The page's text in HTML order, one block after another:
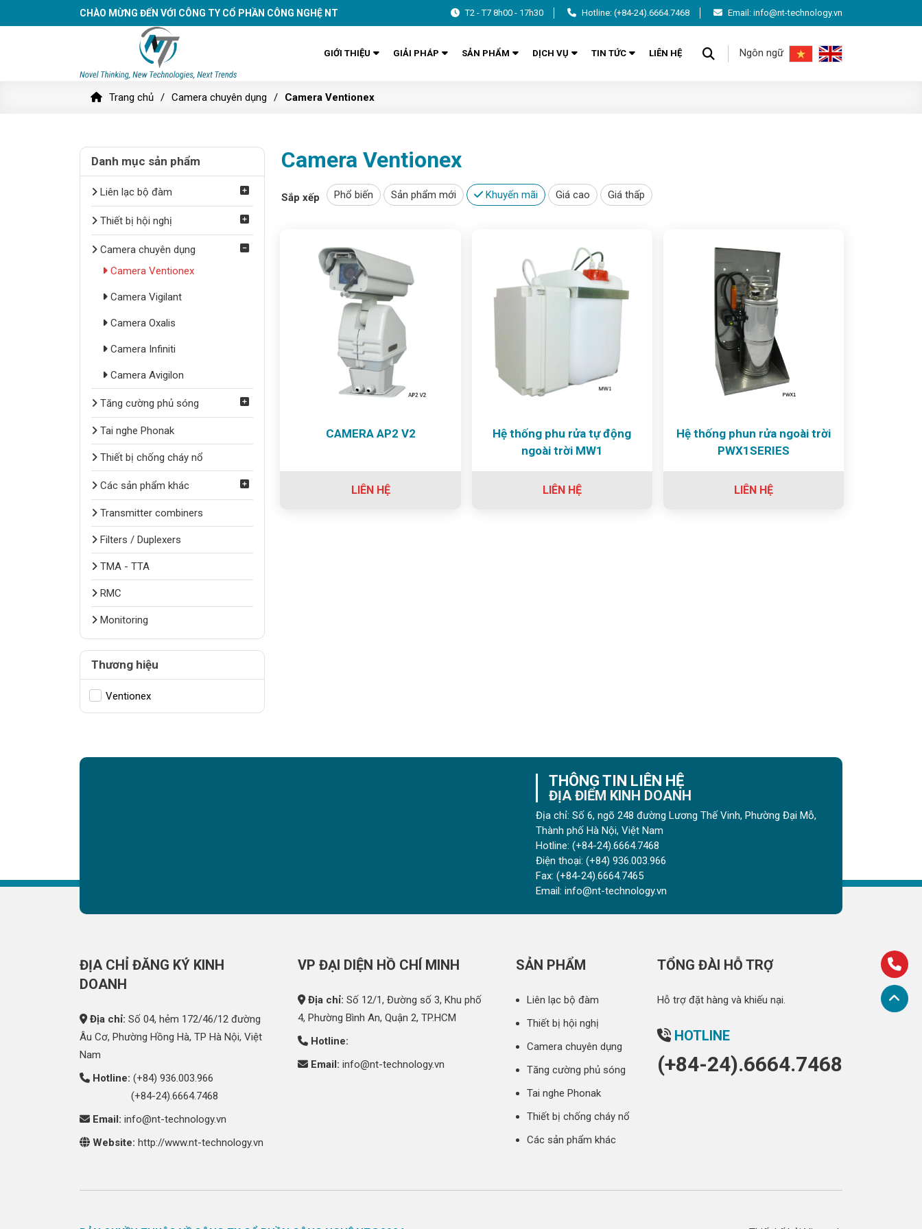
CHÀO MỪNG ĐẾN VỚI CÔNG TY CỔ PHẦN CÔNG NGHỆ NT T2 - T7 8h00 - 17h30 Hotline:(+84-24).6664.7468 Email: info@nt-technology.vn
GIỚI THIỆU GIẢI PHÁP SẢN PHẨM DỊCH VỤ TIN TỨC LIÊN HỆ Ngôn ngữ
Trang chủ Camera chuyên dụng Camera Ventionex
Camera Ventionex
Sắp xếp Phổ biến Sản phẩm mới Khuyến mãi Giá cao Giá thấp
CAMERA AP2 V2
LIÊN HỆ
Hệ thống phu rửa tự động
ngoài trời MW1
LIÊN HỆ
Hệ thống phun rửa ngoài trời
PWX1SERIES
LIÊN HỆ
Danh mục sản phẩm
Liên lạc bộ đàm
Thiết bị hội nghị
Camera chuyên dụng
Camera Ventionex
Camera Vigilant
Camera Oxalis
Camera Infiniti
Camera Avigilon
Tăng cường phủ sóng
Tai nghe Phonak
Thiết bị chống cháy nổ
Các sản phẩm khác
Transmitter combiners
Filters / Duplexers
TMA - TTA
RMC
Monitoring
Thương hiệu
Ventionex
THÔNG TIN LIÊN HỆ
ĐỊA ĐIỂM KINH DOANH
Địa chỉ: Số 6, ngõ 248 đường Lương Thế Vinh, Phường Đại Mỗ,
Thành phố Hà Nội, Việt Nam
Hotline: (+84-24).6664.7468
Điện thoại: (+84) 936.003.966
Fax: (+84-24).6664.7465
Email: info@nt-technology.vn
ĐỊA CHỈ ĐĂNG KÝ KINH
DOANH
Địa chỉ: Số 04, hẻm 172/46/12 đường
Âu Cơ, Phường Hồng Hà, TP Hà Nội, Việt
Nam
Hotline: (+84) 936.003.966
(+84-24).6664.7468
Email: info@nt-technology.vn
Website: http://www.nt-technology.vn
VP ĐẠI DIỆN HỒ CHÍ MINH
Địa chỉ: Số 12/1, Đường số 3, Khu phố
4, Phường Bình An, Quận 2, TP.HCM
Hotline:
Email: info@nt-technology.vn
SẢN PHẨM
Liên lạc bộ đàm
Thiết bị hội nghị
Camera chuyên dụng
Tăng cường phủ sóng
Tai nghe Phonak
Thiết bị chống cháy nổ
Các sản phẩm khác
TỔNG ĐÀI HỖ TRỢ
Hỗ trợ đặt hàng và khiếu nại.
HOTLINE
(+84-24).6664.7468